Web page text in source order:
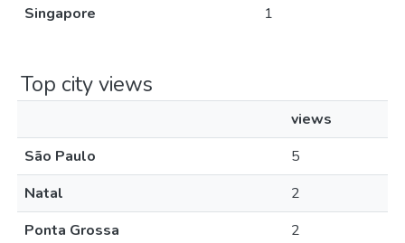
Singapore
1
Top city views
views
São Paulo
5
Natal
2
Ponta Grossa
2